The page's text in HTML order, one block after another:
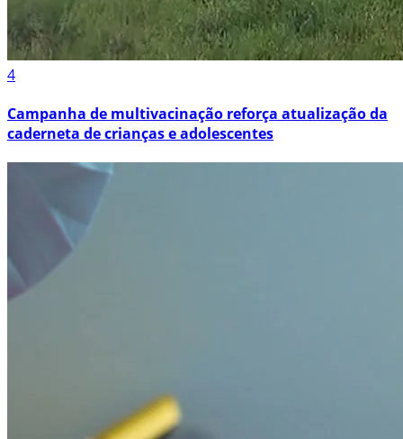
4
Campanha de multivacinação reforça atualização da
caderneta de crianças e adolescentes